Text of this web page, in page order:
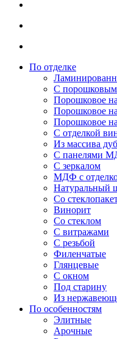
По отделке
С
Порошковое
Порошковое
Порошковое
С отделкой
Из массива
С панелями
С зеркалом
МДФ с
Натуральный
Со
Винорит
Со стеклом
С витражами
С резьбой
Филенчатые
Глянцевые
С окном
Под старину
Из
По особенностям
Элитные
Арочные